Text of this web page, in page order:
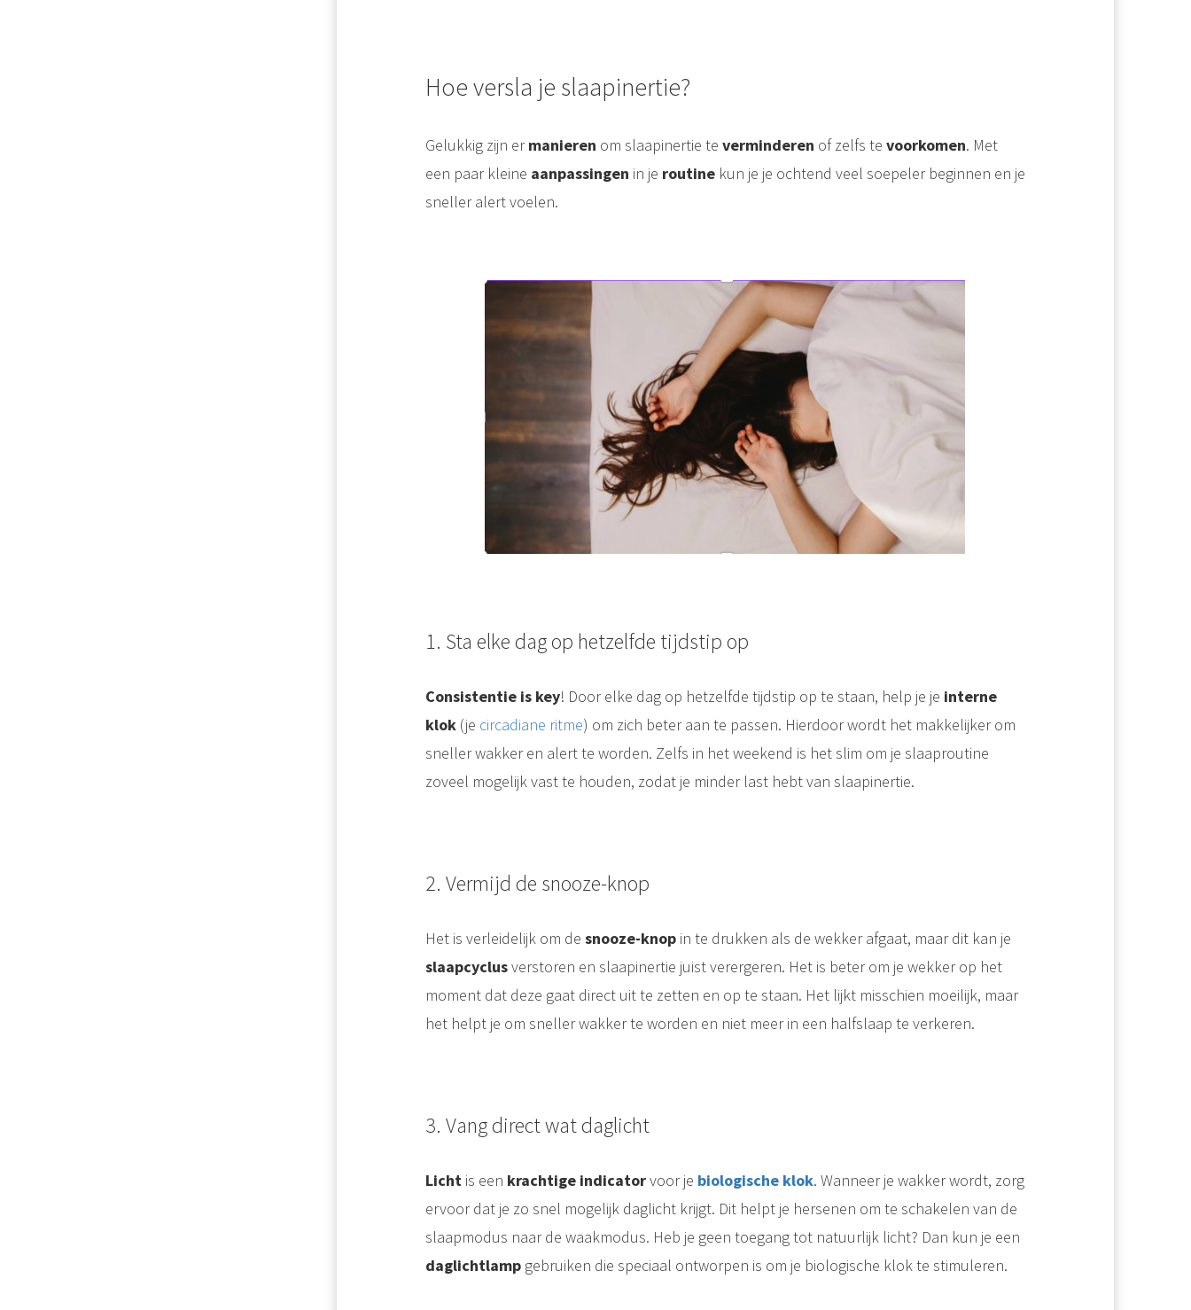
Hoe versla je slaapinertie?
Gelukkig zijn ermanieren om slaapinertie te verminderen of zelfs te voorkomen. Met
een paar kleine aanpassingen in je routinekun je je ochtend veel soepeler beginnen en je
sneller alert voelen.
1.⁠ ⁠Sta elke dag op hetzelfde tijdstip op
Consistentie is key! Door elke dag op hetzelfde tijdstip op te staan, help je je interne
klok(je circadiane ritme) om zich beter aan te passen. Hierdoor wordt het makkelijker om
sneller wakker en alert te worden. Zelfs in het weekend is het slim om je slaaproutine
zoveel mogelijk vast te houden, zodat je minder last hebt van slaapinertie.
2.⁠ ⁠Vermijd de snooze-knop
Het is verleidelijk om de snooze-knopin te drukken als de wekker afgaat, maar dit kan je
slaapcyclusverstoren en slaapinertie juist verergeren. Het is beter om je wekker op het
moment dat deze gaat direct uit te zetten en op te staan. Het lijkt misschien moeilijk, maar
het helpt je om sneller wakker te worden en niet meer in een halfslaap te verkeren.
3.⁠ ⁠Vang direct wat daglicht
Licht is een krachtige indicatorvoor je biologische klok. Wanneer je wakker wordt, zorg
ervoor dat je zo snel mogelijk daglicht krijgt. Dit helpt je hersenen om te schakelen van de
slaapmodus naar de waakmodus. Heb je geen toegang tot natuurlijk licht? Dan kun je een
daglichtlampgebruiken die speciaal ontworpen is om je biologische klok te stimuleren.